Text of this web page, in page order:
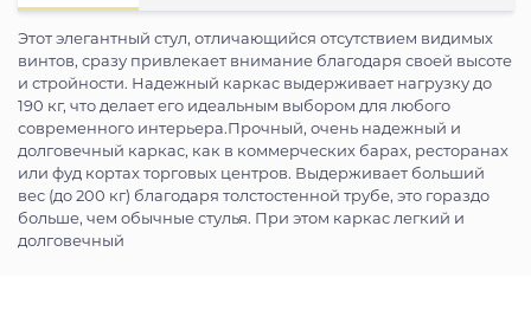
Этот элегантный стул, отличающийся отсутствием видимых
винтов, сразу привлекает внимание благодаря своей высоте
и стройности. Надежный каркас выдерживает нагрузку до
190 кг, что делает его идеальным выбором для любого
современного интерьера.Прочный, очень надежный и
долговечный каркас, как в коммерческих барах, ресторанах
или фуд кортах торговых центров. Выдерживает больший
вес (до 200 кг) благодаря толстостенной трубе, это гораздо
больше, чем обычные стулья. При этом каркас легкий и
долговечный